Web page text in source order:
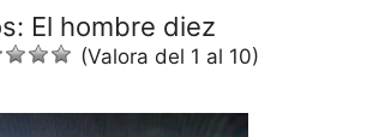
El hombre diez
(Valora del 1 al 10)